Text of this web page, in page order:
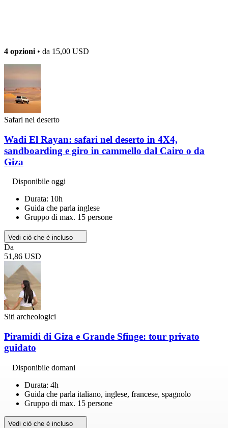
4 opzioni • da 15,00 USD
Safari nel deserto
Wadi El Rayan: safari nel deserto in 4X4,
sandboarding e giro in cammello dal Cairo o da
Giza
Disponibile oggi
Durata: 10h
Guida che parla inglese
Gruppo di max. 15 persone
Vedi ciò che è incluso
Da
51,86 USD
Siti archeologici
Piramidi di Giza e Grande Sfinge: tour privato
guidato
Disponibile domani
Durata: 4h
Guida che parla italiano, inglese, francese, spagnolo
Gruppo di max. 15 persone
Vedi ciò che è incluso